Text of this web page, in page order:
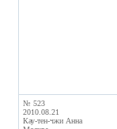
№ 523
2010.08.21
Кау-тен-чжи Анна